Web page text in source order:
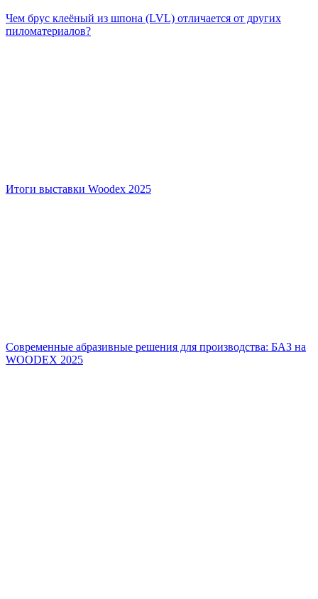
Чем брус клеёный из шпона (LVL) отличается от других
пиломатериалов?
Итоги выставки Woodex 2025
Современные абразивные решения для производства: БАЗ на
WOODEX 2025